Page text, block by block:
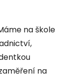
na škole
na